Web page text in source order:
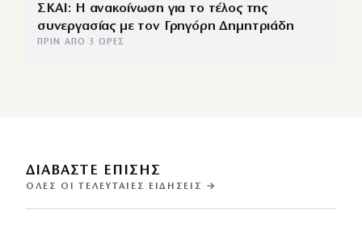
ΣΚΑΙ: Η ανακοίνωση για το τέλος της
συνεργασίας με τον Γρηγόρη Δημητριάδη
ΠΡΙΝ ΑΠΌ 3 ΏΡΕΣ
ΔΙΑΒΑΣΤΕ ΕΠΙΣΗΣ
ΌΛΕΣ ΟΙ ΤΕΛΕΥΤΑΊΕΣ ΕΙΔΉΣΕΙΣ →